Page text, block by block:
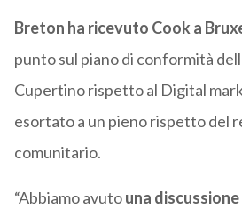
Breton ha ricevuto Cook a
punto sul piano di conformità
Cupertino rispetto al Digital
esortato a un pieno rispetto del
comunitario.
“Abbiamo avutouna